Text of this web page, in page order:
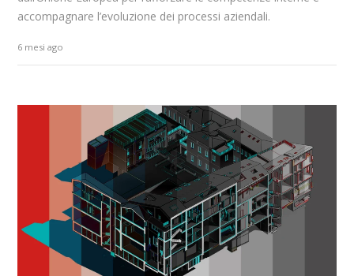
accompagnare l’evoluzione dei processi aziendali.
6 mesi ago